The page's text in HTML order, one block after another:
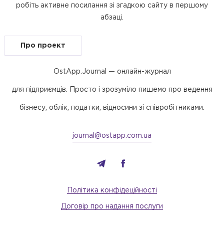
робіть активне посилання зі згадкою сайту в першому
абзаці.
Про проект
OstApp.Journal — онлайн-журнал
для підприємців. Просто і зрозуміло пишемо про ведення
бізнесу, облік, податки, відносини зі співробітниками.
journal@ostapp.com.ua
Політика конфідеційності
Договір про надання послуги